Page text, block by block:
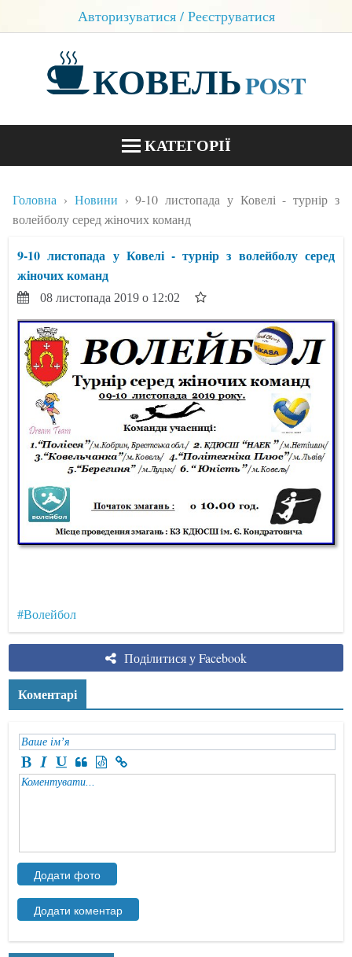
Авторизуватися / Реєструватися
КОВЕЛЬPOST
КАТЕГОРІЇ
БЛОГИ
КОНТАКТИ
Головна Новини
9-10 листопада у Ковелі - турнір з
волейболу серед жіночих команд
9-10 листопада у Ковелі - турнір з волейболу серед
жіночих команд
08 листопада 2019 о 12:02
#Волейбол
Поділитися у Facebook
Коментарі